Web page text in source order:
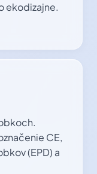
ekodizajne.
CE,
(EPD) a